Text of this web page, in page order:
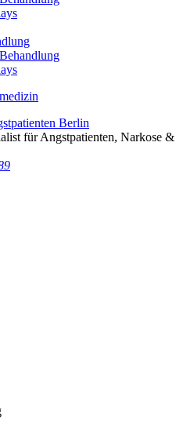
für Angstpatienten, Narkose &